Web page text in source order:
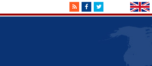
RSSFacebookTwitter